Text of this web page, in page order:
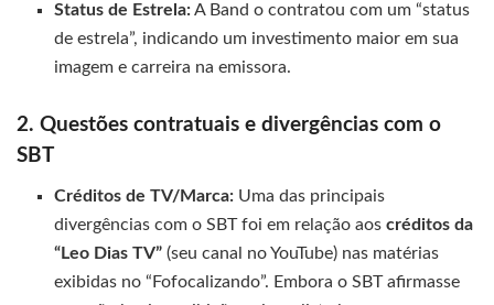
Status de Estrela:A Band o contratou com um “status
de estrela”, indicando um investimento maior em sua
imagem e carreira na emissora.
2. Questões contratuais e divergências com o
SBT
Créditos de TV/Marca: Uma das principais
divergências com o SBT foi em relação aoscréditos da
“Leo Dias TV” (seu canal no YouTube) nas matérias
exibidas no “Fofocalizando”. Embora o SBT afirmasse